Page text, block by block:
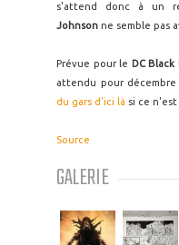
s'attend donc à un
Johnson ne semble pas
Prévue pour le DC Black
attendu pour décembre
du gars d'ici là si ce n'est
Source
GALERIE